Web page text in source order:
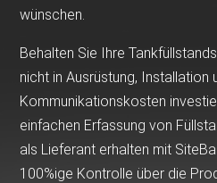
wünschen.
Behalten Sie Ihre
nicht in Ausrüstung, Installation
Kommunikationskosten
einfachen Erfassung von
als Lieferant erhalten mit
100%ige Kontrolle über die